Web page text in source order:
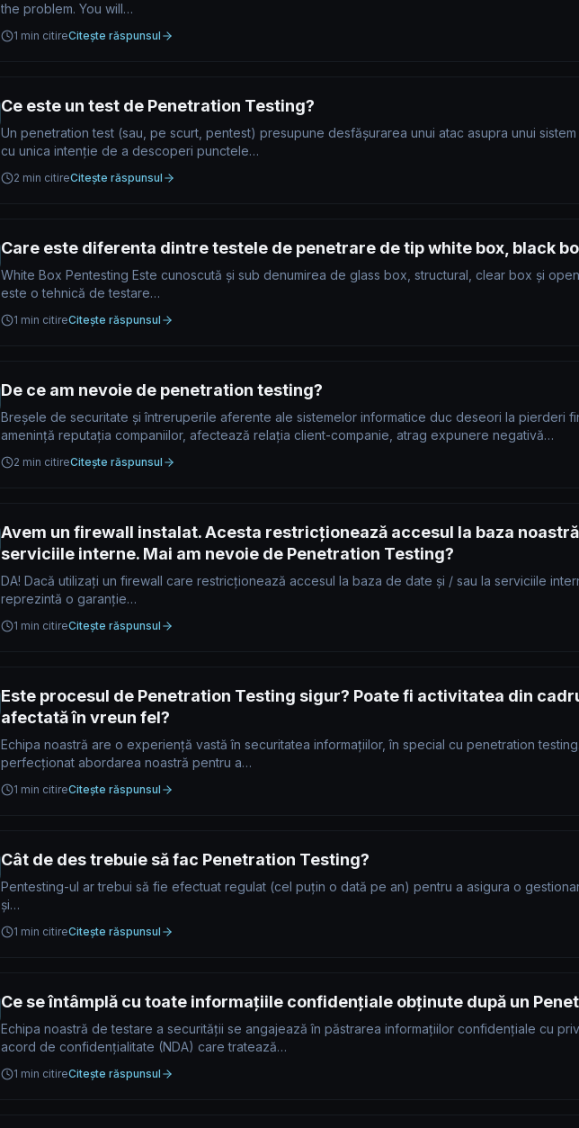
the problem. You will…
1 min citireCitește răspunsul
Ce este un test de Penetration Testing?​
Un penetration test (sau, pe scurt, pentest) presupune desfășurarea unui atac asupra unui sistem
cu unica intenție de a descoperi punctele…
2 min citireCitește răspunsul
Care este diferenta dintre testele de penetrare de tip white box, black
White Box Pentesting Este cunoscută și sub denumirea de glass box, structural, clear box și
este o tehnică de testare…
1 min citireCitește răspunsul
De ce am nevoie de penetration testing?
Breșele de securitate și întreruperile aferente ale sistemelor informatice duc deseori la pierderi
amenință reputația companiilor, afectează relația client-companie, atrag expunere negativă…
2 min citireCitește răspunsul
Avem un firewall instalat. Acesta restricționează accesul la baza
serviciile interne. Mai am nevoie de Penetration Testing?
DA! Dacă utilizați un firewall care restricționează accesul la baza de date și / sau la serviciile
reprezintă o garanție…
1 min citireCitește răspunsul
Este procesul de Penetration Testing sigur? Poate fi activitatea din
afectată în vreun fel?
Echipa noastră are o experiență vastă în securitatea informațiilor, în special cu penetration testing.
perfecționat abordarea noastră pentru a…
1 min citireCitește răspunsul
Cât de des trebuie să fac Penetration Testing?
Pentesting-ul ar trebui să fie efectuat regulat (cel puțin o dată pe an) pentru a asigura o
și…
1 min citireCitește răspunsul
Ce se întâmplă cu toate informațiile confidențiale obținute după un
Echipa noastră de testare a securității se angajează în păstrarea informațiilor confidențiale cu
acord de confidențialitate (NDA) care tratează…
1 min citireCitește răspunsul